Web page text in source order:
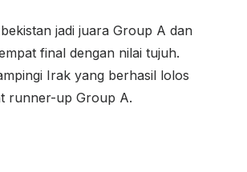
jadi juara Group A dan
final dengan nilai tujuh.
Irak yang berhasil lolos
runner-up Group A.